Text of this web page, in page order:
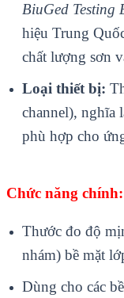
BiuGed Testing
hiệu Trung
chất lượng sơn
Loại thiết bị:
channel), nghĩa
phù hợp cho
Chức năng chính:
Thước đo độ
nhám) bề mặt
Dùng cho các